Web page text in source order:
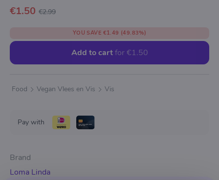
€1.50 €2.99
YOU SAVE €1.49 (49.83%)
Add to cart for €1.50
Food Vegan Vlees en Vis Vis
Pay with
Brand
Loma Linda